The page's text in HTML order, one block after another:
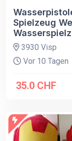
Spielzeug
3930 Visp
Vor 10 Tagen
35.0 CHF